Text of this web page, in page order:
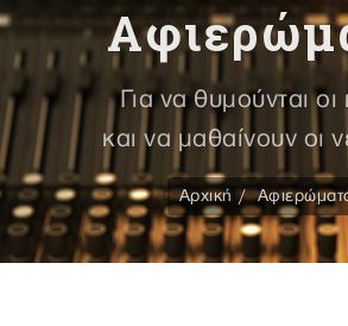
Για να θυμούνται οι
και να μαθαίνουν οι
Αρχική